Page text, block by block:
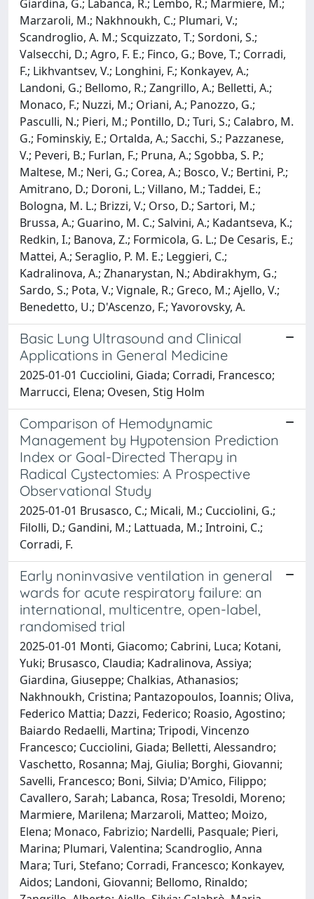
Giardina, G.; Labanca, R.; Lembo, R.; Marmiere, M.;
Marzaroli, M.; Nakhnoukh, C.; Plumari, V.;
Scandroglio, A. M.; Scquizzato, T.; Sordoni, S.;
Valsecchi, D.; Agro, F. E.; Finco, G.; Bove, T.; Corradi,
F.; Likhvantsev, V.; Longhini, F.; Konkayev, A.;
Landoni, G.; Bellomo, R.; Zangrillo, A.; Belletti, A.;
Monaco, F.; Nuzzi, M.; Oriani, A.; Panozzo, G.;
Pasculli, N.; Pieri, M.; Pontillo, D.; Turi, S.; Calabro, M.
G.; Fominskiy, E.; Ortalda, A.; Sacchi, S.; Pazzanese,
V.; Peveri, B.; Furlan, F.; Pruna, A.; Sgobba, S. P.;
Maltese, M.; Neri, G.; Corea, A.; Bosco, V.; Bertini, P.;
Amitrano, D.; Doroni, L.; Villano, M.; Taddei, E.;
Bologna, M. L.; Brizzi, V.; Orso, D.; Sartori, M.;
Brussa, A.; Guarino, M. C.; Salvini, A.; Kadantseva, K.;
Redkin, I.; Banova, Z.; Formicola, G. L.; De Cesaris, E.;
Mattei, A.; Seraglio, P. M. E.; Leggieri, C.;
Kadralinova, A.; Zhanarystan, N.; Abdirakhym, G.;
Sardo, S.; Pota, V.; Vignale, R.; Greco, M.; Ajello, V.;
Benedetto, U.; D'Ascenzo, F.; Yavorovsky, A.
Basic Lung Ultrasound and Clinical
Applications in General Medicine
2025-01-01 Cucciolini, Giada; Corradi, Francesco;
Marrucci, Elena; Ovesen, Stig Holm
Comparison of Hemodynamic
Management by Hypotension Prediction
Index or Goal-Directed Therapy in
Radical Cystectomies: A Prospective
Observational Study
2025-01-01 Brusasco, C.; Micali, M.; Cucciolini, G.;
Filolli, D.; Gandini, M.; Lattuada, M.; Introini, C.;
Corradi, F.
Early noninvasive ventilation in general
wards for acute respiratory failure: an
international, multicentre, open-label,
randomised trial
2025-01-01 Monti, Giacomo; Cabrini, Luca; Kotani,
Yuki; Brusasco, Claudia; Kadralinova, Assiya;
Giardina, Giuseppe; Chalkias, Athanasios;
Nakhnoukh, Cristina; Pantazopoulos, Ioannis; Oliva,
Federico Mattia; Dazzi, Federico; Roasio, Agostino;
Baiardo Redaelli, Martina; Tripodi, Vincenzo
Francesco; Cucciolini, Giada; Belletti, Alessandro;
Vaschetto, Rosanna; Maj, Giulia; Borghi, Giovanni;
Savelli, Francesco; Boni, Silvia; D'Amico, Filippo;
Cavallero, Sarah; Labanca, Rosa; Tresoldi, Moreno;
Marmiere, Marilena; Marzaroli, Matteo; Moizo,
Elena; Monaco, Fabrizio; Nardelli, Pasquale; Pieri,
Marina; Plumari, Valentina; Scandroglio, Anna
Mara; Turi, Stefano; Corradi, Francesco; Konkayev,
Aidos; Landoni, Giovanni; Bellomo, Rinaldo;